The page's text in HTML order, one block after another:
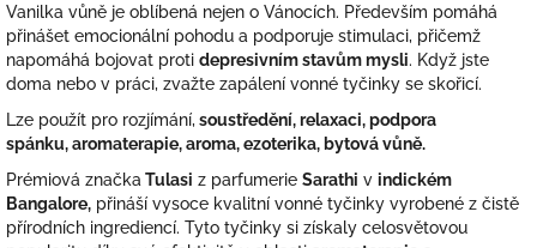
Vanilka vůně je oblíbená nejen o Vánocích. Především pomáhá
přinášet emocionální pohodu a podporuje stimulaci, přičemž
napomáhá bojovat proti depresivním stavům mysli. Když jste
doma nebo v práci, zvažte zapálení vonné tyčinky se skořicí.
Lze použít pro rozjímání, soustředění, relaxaci, podpora
spánku, aromaterapie, aroma, ezoterika, bytová vůně.
Prémiová značkaTulasi z parfumerie Sarathi v indickém
Bangalore, přináší vysoce kvalitní vonné tyčinky vyrobené z čistě
přírodních ingrediencí. Tyto tyčinky si získaly celosvětovou